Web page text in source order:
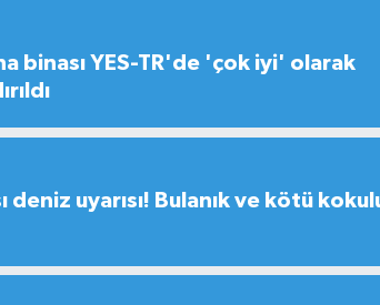
binası YES-TR'de 'çok iyi' olarak
deniz uyarısı! Bulanık ve kötü